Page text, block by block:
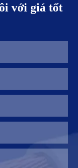
với giá tốt